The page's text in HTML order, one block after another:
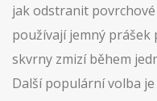
jak odstranit
používají jemný prášek
skvrny zmizí během
Další populární volba